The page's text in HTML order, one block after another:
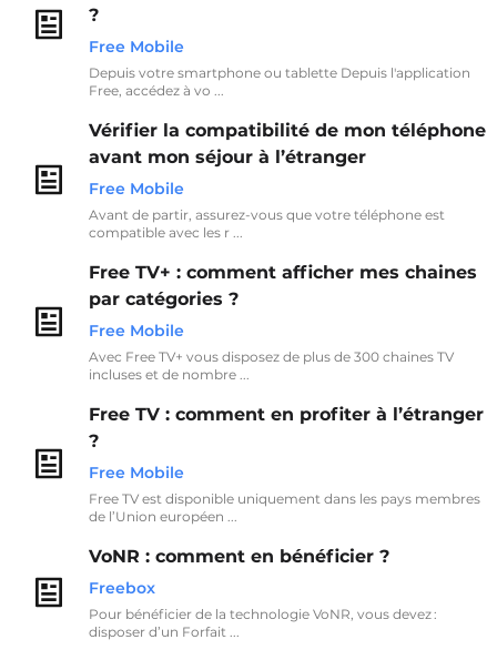
?
Free Mobile
Depuis votre smartphone ou tablette Depuis l'application
Free, accédez à vo ...
Vérifier la compatibilité de mon téléphone
avant mon séjour à l’étranger
Free Mobile
Avant de partir, assurez-vous que votre téléphone est
compatible avec les r ...
Free TV+ : comment afficher mes chaines
par catégories ?
Free Mobile
Avec Free TV+ vous disposez de plus de 300 chaines TV
incluses et de nombre ...
Free TV : comment en profiter à l’étranger
?
Free Mobile
Free TV est disponible uniquement dans les pays membres
de l’Union européen ...
VoNR : comment en bénéficier ?
Freebox
Pour bénéficier de la technologie VoNR, vous devez :
disposer d’un Forfait ...